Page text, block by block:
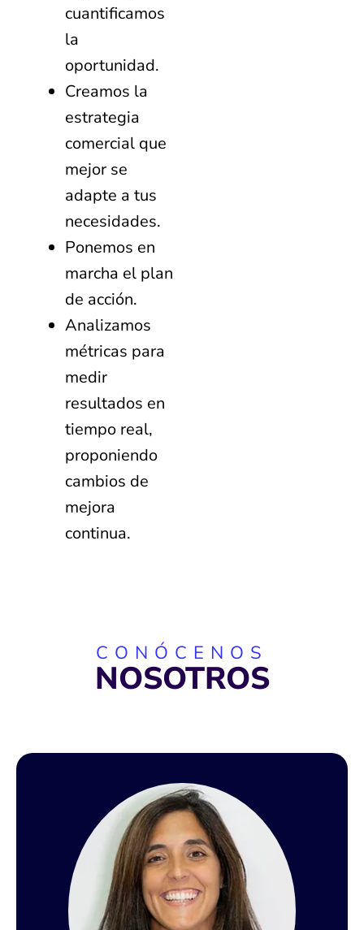
cuantificamos
la
oportunidad.
Creamos la
estrategia
comercial que
mejor se
adapte a tus
necesidades.
Ponemos en
marcha el plan
de acción.
Analizamos
métricas para
medir
resultados en
tiempo real,
proponiendo
cambios de
mejora
continua.
CONÓCENOS
NOSOTROS
Lucía Lehmann
Lucía cuenta con más de 20 años de experiencia en la industria
de Tecnologías de la Información, donde ha trabajado en
destacadas multinacionales tales como Microsoft, Hewlett
Packard, EMC2 y Dell Technologies.